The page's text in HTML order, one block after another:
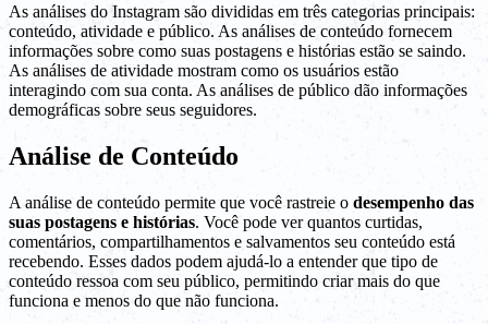
As análises do Instagram são divididas em três categorias principais:
conteúdo, atividade e público. As análises de conteúdo fornecem
informações sobre como suas postagens e histórias estão se saindo.
As análises de atividade mostram como os usuários estão
interagindo com sua conta. As análises de público dão informações
demográficas sobre seus seguidores.
Análise de Conteúdo
A análise de conteúdo permite que você rastreie o desempenho das
suas postagens e histórias. Você pode ver quantos curtidas,
comentários, compartilhamentos e salvamentos seu conteúdo está
recebendo. Esses dados podem ajudá-lo a entender que tipo de
conteúdo ressoa com seu público, permitindo criar mais do que
funciona e menos do que não funciona.